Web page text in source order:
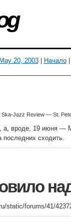
20, 2003| Начало|
Ska-Jazz Review — St.
а, вроде, 19 июня —
последних сходить.
static/forums/41/